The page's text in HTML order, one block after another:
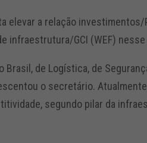
a relação investimentos/
infraestrutura/GCI (WEF)
de Logística, de
o secretário.
segundo pilar da